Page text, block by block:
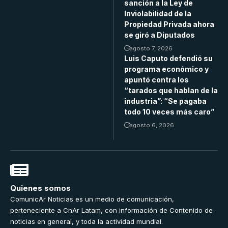
sanción a la Ley de
Inviolabilidad de la
Propiedad Privada ahora
se giró a Diputados
agosto 7, 2026
Luis Caputo defendió su
programa económico y
apuntó contra los
“tarados que hablan de la
industria”: “Se pagaba
todo 10 veces más caro”
agosto 6, 2026
Quienes somos
ComunicAr Noticias es un medio de comunicación,
perteneciente a CnAr Latam, con información de Contenido de
noticias en general, y toda la actividad mundial.